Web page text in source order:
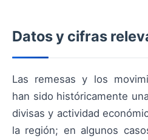
Datos y cifras
Las remesas y los
han sido históricamente
divisas y actividad
la región; en algunos